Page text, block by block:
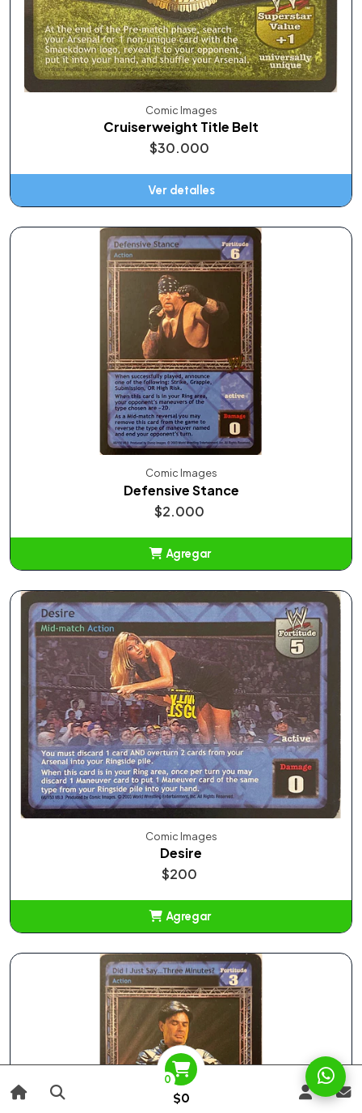
0
$0
Comic Images
Cruiserweight Title Belt
$30.000
Ver detalles
Comic Images
Defensive Stance
$2.000
Agregar
Comic Images
Desire
$200
Agregar